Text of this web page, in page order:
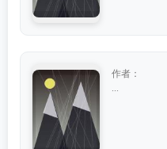
作者：